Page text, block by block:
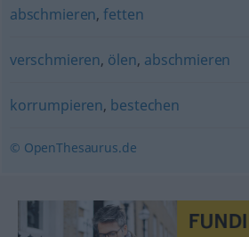
abschmieren,fetten
verschmieren, ölen, abschmieren
korrumpieren, bestechen
© OpenThesaurus.de